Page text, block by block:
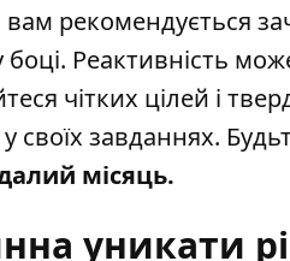
рекомендується
Реактивність
чітких цілей і
своїх завданнях.
місяць.
уникати